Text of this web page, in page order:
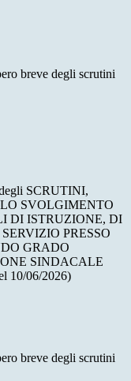
breve degli scrutini
SCRUTINI,
SVOLGIMENTO
DI ISTRUZIONE, DI
PRESSO
GRADO
SINDACALE
10/06/2026)
breve degli scrutini